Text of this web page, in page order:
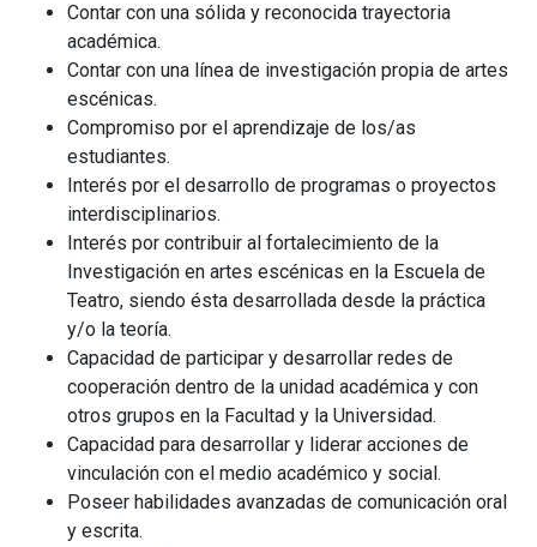
Contar con una sólida y reconocida trayectoria
académica.
Contar con una línea de investigación propia de artes
escénicas.
Compromiso por el aprendizaje de los/as
estudiantes.
Interés por el desarrollo de programas o proyectos
interdisciplinarios.
Interés por contribuir al fortalecimiento de la
Investigación en artes escénicas en la Escuela de
Teatro, siendo ésta desarrollada desde la práctica
y/o la teoría.
Capacidad de participar y desarrollar redes de
cooperación dentro de la unidad académica y con
otros grupos en la Facultad y la Universidad.
Capacidad para desarrollar y liderar acciones de
vinculación con el medio académico y social.
Poseer habilidades avanzadas de comunicación oral
y escrita.